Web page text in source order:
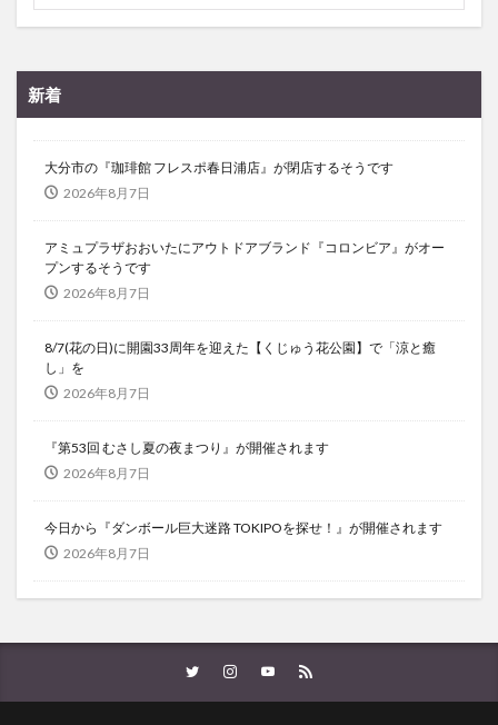
新着
大分市の『珈琲館 フレスポ春日浦店』が閉店するそうです
2026年8月7日
アミュプラザおおいたにアウトドアブランド『コロンビア』がオー
プンするそうです
2026年8月7日
8/7(花の日)に開園33周年を迎えた【くじゅう花公園】で「涼と癒
し」を
2026年8月7日
『第53回 むさし夏の夜まつり』が開催されます
2026年8月7日
今日から『ダンボール巨大迷路 TOKIPOを探せ！』が開催されます
2026年8月7日